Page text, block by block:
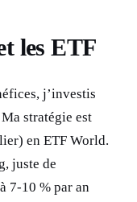
les ETF
j’investis
stratégie est
en ETF World.
juste de
7-10 % par an